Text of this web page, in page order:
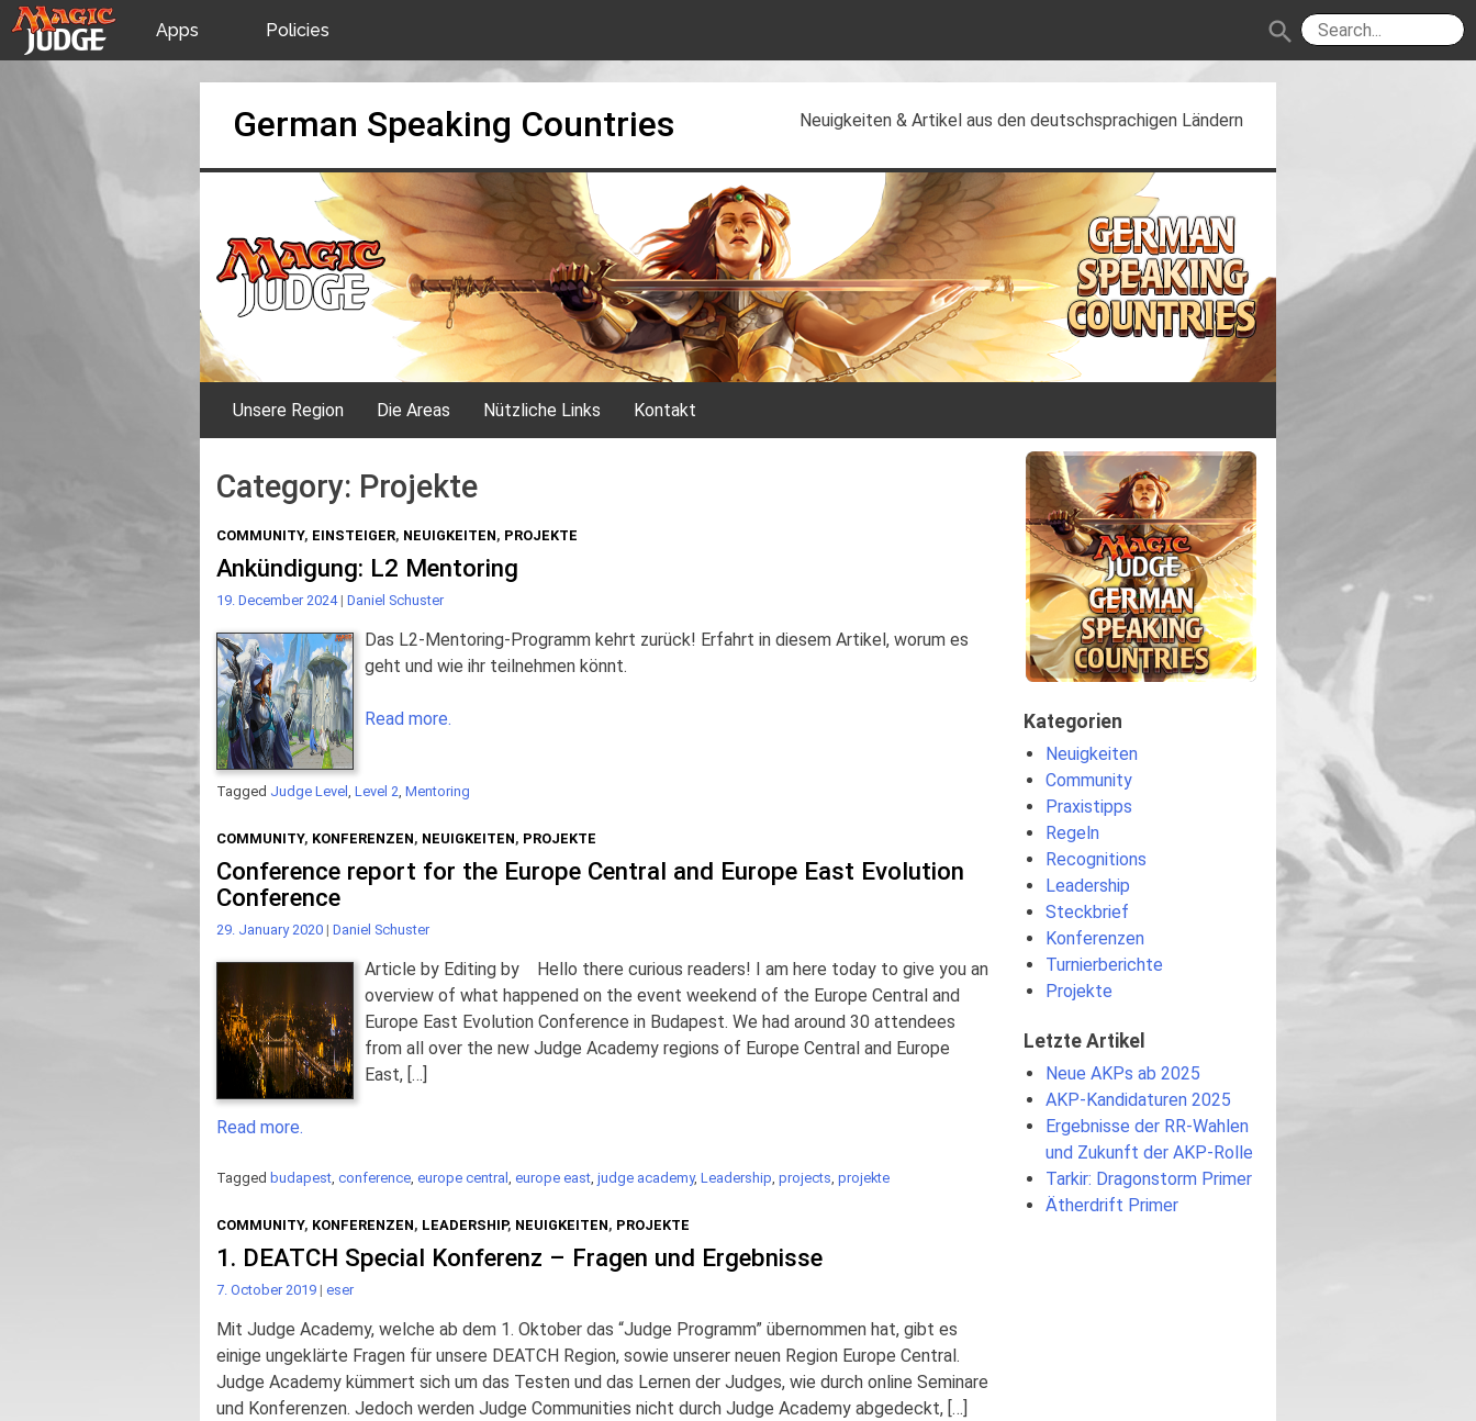
Apps
JudgeApps
Policies
IPG
search
German Speaking Countries Neuigkeiten & Artikel aus den deutschsprachigen Ländern
Unsere Region Die Areas Nützliche Links Kontakt
Category: Projekte
COMMUNITY, EINSTEIGER, NEUIGKEITEN, PROJEKTE
Ankündigung: L2 Mentoring
19. December 2024 | Daniel Schuster
Das L2-Mentoring-Programm kehrt zurück! Erfahrt in diesem Artikel, worum es
geht und wie ihr teilnehmen könnt.
Read more.
Tagged Judge Level , Level 2, Mentoring
COMMUNITY, KONFERENZEN, NEUIGKEITEN, PROJEKTE
Conference report for the Europe Central and Europe East Evolution
Conference
29. January 2020 | Daniel Schuster
Article by Editing by Hello there curious readers! I am here today to give you an
overview of what happened on the event weekend of the Europe Central and
Europe East Evolution Conference in Budapest. We had around 30 attendees
from all over the new Judge Academy regions of Europe Central and Europe
East, […]
Read more.
Tagged budapest, conference, europe central , europe east, judge academy, Leadership, projects, projekte
COMMUNITY, KONFERENZEN, LEADERSHIP, NEUIGKEITEN, PROJEKTE
1. DEATCH Special Konferenz – Fragen und Ergebnisse
7. October 2019 | eser
Mit Judge Academy, welche ab dem 1. Oktober das “Judge Programm” übernommen hat, gibt es
einige ungeklärte Fragen für unsere DEATCH Region, sowie unserer neuen Region Europe Central.
Judge Academy kümmert sich um das Testen und das Lernen der Judges, wie durch online Seminare
und Konferenzen. Jedoch werden Judge Communities nicht durch Judge Academy abgedeckt, […]
Kategorien
Neuigkeiten
Community
Praxistipps
Regeln
Recognitions
Leadership
Steckbrief
Konferenzen
Turnierberichte
Projekte
Letzte Artikel
Neue AKPs ab 2025
AKP-Kandidaturen 2025
Ergebnisse der RR-Wahlen
und Zukunft der AKP-Rolle
Tarkir: Dragonstorm Primer
Ätherdrift Primer